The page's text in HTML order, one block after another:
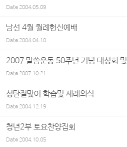
Date2004.05.09
남선 4월 월례헌신예배
Date2004.04.10
2007 말씀운동 50주년 기념 대성회
Date2007.10.21
성탄절맞이 학습및 세례의식
Date2004.12.19
청년2부 토요찬양집회
Date2004.10.05